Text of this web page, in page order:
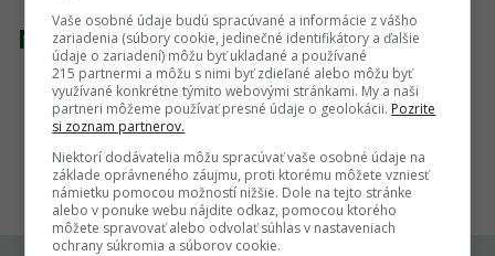
Nenašli sme žiadny produkt
1
Vaše osobné údaje budú spracúvané a informácie z vášho
zariadenia (súbory cookie, jedinečné identifikátory a ďalšie
údaje o zariadení) môžu byť ukladané a používané
215 partnermi a môžu s nimi byť zdieľané alebo môžu byť
využívané konkrétne týmito webovými stránkami. My a naši
partneri môžeme používať presné údaje o geolokácii. Pozrite
si zoznam partnerov.
Niektorí dodávatelia môžu spracúvať vaše osobné údaje na
základe oprávneného záujmu, proti ktorému môžete vzniesť
námietku pomocou možností nižšie. Dole na tejto stránke
alebo v ponuke webu nájdite odkaz, pomocou ktorého
môžete spravovať alebo odvolať súhlas v nastaveniach
ochrany súkromia a súborov cookie.